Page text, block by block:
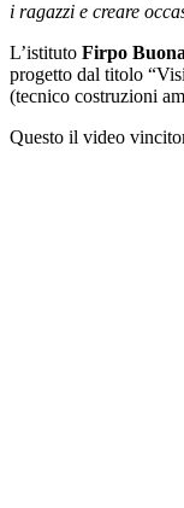
i ragazzi e creare
L’istituto Firpo
progetto dal titolo
(tecnico costruzioni
Questo il video